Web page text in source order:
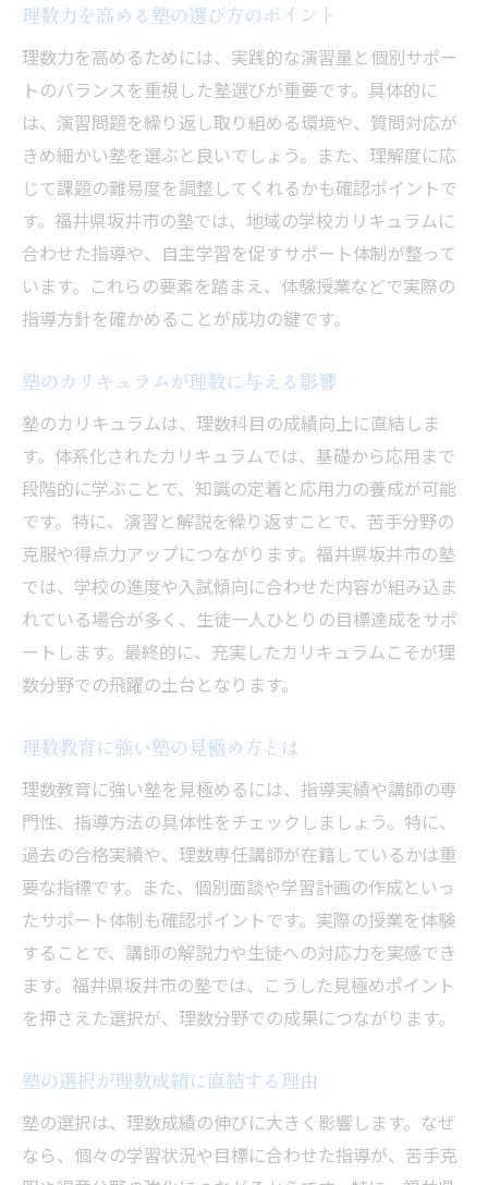
理数科目で成績を上げる塾の指導戦略
塾の理数対策で押さえるべき学習ポイント
理数成績向上のための塾利用術を解説
塾と家庭学習を連携した理数の伸ばし方
理数成績が上がる塾の活用ポイント
信頼できる塾選びのポイントまとめ
安心して通える理数塾選びのチェック項目
塾選びで確認したい理数指導方針の違い
理数教育に強い塾を見極めるコツとは
理数に強い塾選びで後悔しない秘訣
最新学習法で理数分野を強化する方法
塾が導入する理数の最新学習法を解説
理数分野強化に役立つ塾の学習アプローチ
塾のICT活用で理数理解を深めるコツ
理数の弱点克服に効く塾の最新指導法
塾で取り入れる理数学習の新しい工夫
理数力アップへ導く塾の先進的指導例
理数塾の選択が未来を変える理由
理数に強い塾が進路選択をサポートする
塾で身につく理数力が未来を拓くカギ
志望校合格へ導く理数塾の役割を考える
塾の理数指導が夢実現を後押しする理由
理数分野で塾を活用することの重要性
理数力を高める塾の選び方のポイント
理数力を高めるためには、実践的な演習量と個別サポー
トのバランスを重視した塾選びが重要です。具体的に
は、演習問題を繰り返し取り組める環境や、質問対応が
きめ細かい塾を選ぶと良いでしょう。また、理解度に応
じて課題の難易度を調整してくれるかも確認ポイントで
す。福井県坂井市の塾では、地域の学校カリキュラムに
合わせた指導や、自主学習を促すサポート体制が整って
います。これらの要素を踏まえ、体験授業などで実際の
指導方針を確かめることが成功の鍵です。
塾のカリキュラムが理数に与える影響
塾のカリキュラムは、理数科目の成績向上に直結しま
す。体系化されたカリキュラムでは、基礎から応用まで
段階的に学ぶことで、知識の定着と応用力の養成が可能
です。特に、演習と解説を繰り返すことで、苦手分野の
克服や得点力アップにつながります。福井県坂井市の塾
では、学校の進度や入試傾向に合わせた内容が組み込ま
れている場合が多く、生徒一人ひとりの目標達成をサポ
ートします。最終的に、充実したカリキュラムこそが理
数分野での飛躍の土台となります。
理数教育に強い塾の見極め方とは
理数教育に強い塾を見極めるには、指導実績や講師の専
門性、指導方法の具体性をチェックしましょう。特に、
過去の合格実績や、理数専任講師が在籍しているかは重
要な指標です。また、個別面談や学習計画の作成といっ
たサポート体制も確認ポイントです。実際の授業を体験
することで、講師の解説力や生徒への対応力を実感でき
ます。福井県坂井市の塾では、こうした見極めポイント
を押さえた選択が、理数分野での成果につながります。
塾の選択が理数成績に直結する理由
塾の選択は、理数成績の伸びに大きく影響します。なぜ
なら、個々の学習状況や目標に合わせた指導が、苦手克